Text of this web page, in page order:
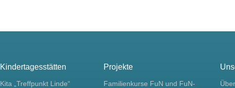
Kindertagesstätten
Kita „Treffpunkt Linde“
Projekte
Familienkurse FuN und FuN-